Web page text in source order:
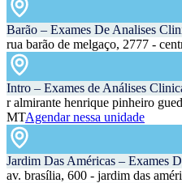
Barão – Exames De Analises
rua barão de melgaço, 2777 -
Intro – Exames de Análises
r almirante henrique pinheiro
MTAgendar nessa unidade
Jardim Das Américas – Exames
av. brasília, 600 - jardim das